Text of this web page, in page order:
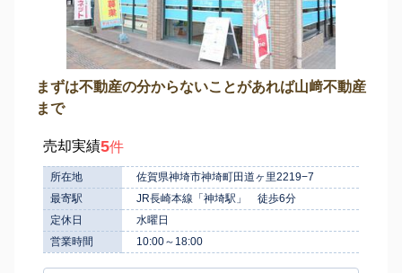
まずは不動産の分からないことがあれば山﨑不動産
まで
売却実績5件
所在地
佐賀県神埼市神埼町田道ヶ里2219−7
最寄駅
JR長崎本線「神埼駅」 徒歩6分
定休日
水曜日
営業時間
10:00～18:00